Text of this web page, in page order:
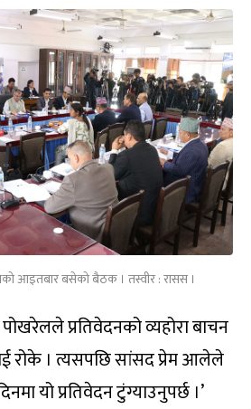
आइतबार बसेको बैठक । तस्वीर : रासस ।
प्रतिवेदनको व्यहोरा बाचन
रोके । त्यसपछि सांसद प्रेम आलेले
यो प्रतिवेदन टुंग्याउनुपर्छ ।’